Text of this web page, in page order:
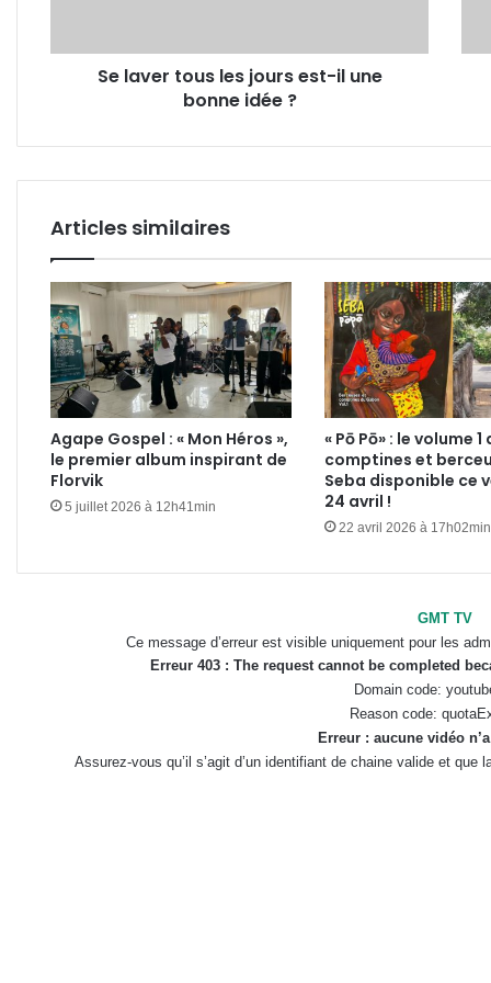
bonne
Se laver tous les jours est-il une
bonne idée ?
Articles similaires
Agape Gospel : « Mon Héros »,
le premier album inspirant de
Florvik
5 juillet 2026 à 12h41min
« Pō Pō» : le volume 1
comptines et
Seba disponible ce
24 avril !
22 avril 2026 à 17h02min
GMT TV
Ce message d’erreur est visible uniquement pour les
Erreur 403 : The request cannot be completed
Domain code:
Reason code:
Erreur : aucune vidéo
Assurez-vous qu’il s’agit d’un identifiant de chaine valide et